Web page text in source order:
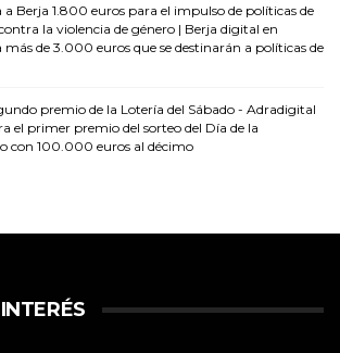
Berja 1.800 euros para el impulso de políticas de
la violencia de género | Berja digital en
de 3.000 euros que se destinarán a políticas de
premio de la Lotería del Sábado - Adradigital
el primer premio del sorteo del Día de la
con 100.000 euros al décimo